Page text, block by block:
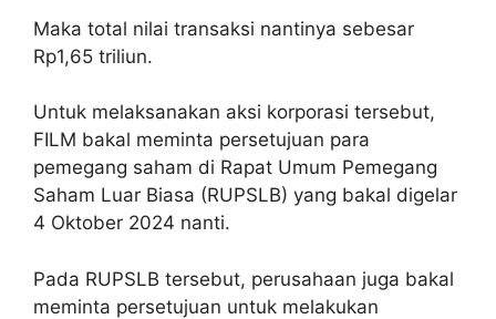
Maka total nilai transaksi nantinya sebesar
Rp1,65 triliun.
Untuk melaksanakan aksi korporasi tersebut,
FILM bakal meminta persetujuan para
pemegang saham di Rapat Umum Pemegang
Saham Luar Biasa (RUPSLB) yang bakal digelar
4 Oktober 2024 nanti.
Pada RUPSLB tersebut, perusahaan juga bakal
meminta persetujuan untuk melakukan